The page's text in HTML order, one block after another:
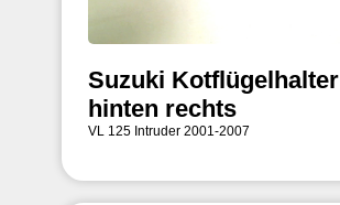
Suzuki Kotflügelhalter
hinten rechts
VL 125 Intruder 2001-2007